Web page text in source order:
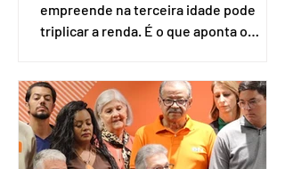
empreende na terceira idade pode
triplicar a renda. É o que aponta o
Amostra de Domicílio (PNAD Contínua),
do Serviço Brasileiro de Apoio às Micro
e Pequenas Empresas (Sebrae),
realizado a partir de dados do Instituto